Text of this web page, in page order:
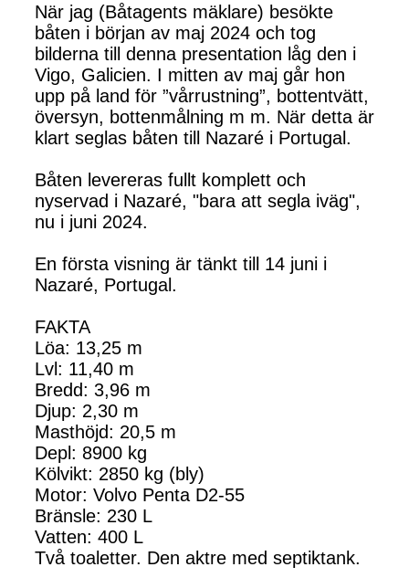
När jag (Båtagents mäklare) besökte
båten i början av maj 2024 och tog
bilderna till denna presentation låg den i
Vigo, Galicien. I mitten av maj går hon
upp på land för ”vårrustning”, bottentvätt,
översyn, bottenmålning m m. När detta är
klart seglas båten till Nazaré i Portugal.
Båten levereras fullt komplett och
nyservad i Nazaré, "bara att segla iväg",
nu i juni 2024.
En första visning är tänkt till 14 juni i
Nazaré, Portugal.
FAKTA
Löa: 13,25 m
Lvl: 11,40 m
Bredd: 3,96 m
Djup: 2,30 m
Masthöjd: 20,5 m
Depl: 8900 kg
Kölvikt: 2850 kg (bly)
Motor: Volvo Penta D2-55
Bränsle: 230 L
Vatten: 400 L
Två toaletter. Den aktre med septiktank.